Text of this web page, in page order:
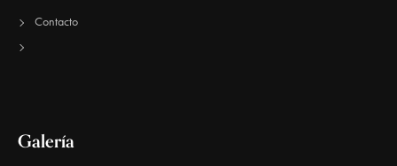
Contacto
Galería